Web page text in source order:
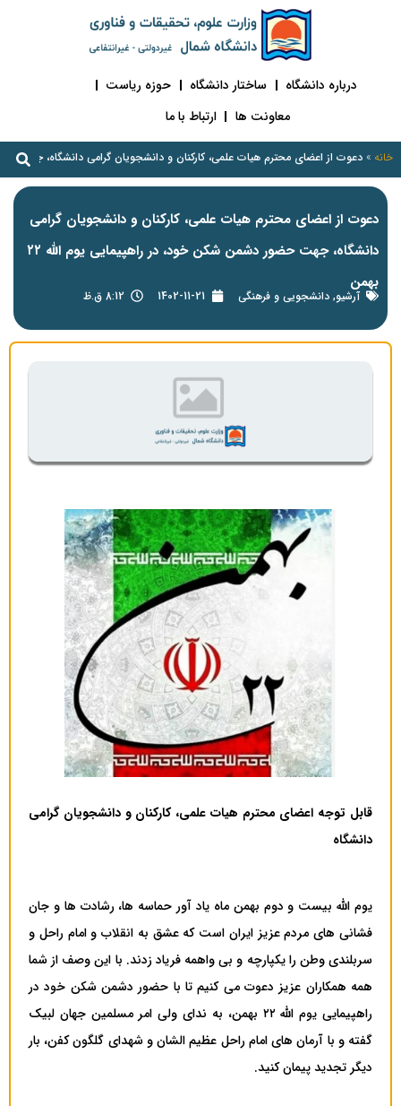
درباره دانشگاه ساختار دانشگاه
حوزه ریاست
معاونت ها
ارتباط با ما
خانه »دعوت از اعضای محترم هیات علمی، کارکنان و دانشجویان گرامی دانشگاه، جهت حضور
دعوت از اعضای محترم هیات علمی، کارکنان و دانشجویان گرامی
دانشگاه، جهت حضور دشمن شکن خود، در راهپیمایی یوم الله ۲۲
بهمن
آرشیو, دانشجویی و فرهنگی 1402-11-21 8:12 ق.ظ
قابل توجه اعضای محترم هیات علمی، کارکنان و دانشجویان گرامی
دانشگاه
یوم الله بیست و دوم بهمن ماه یاد آور حماسه ها، رشادت ها و جان
فشانی های مردم عزیز ایران است که عشق به انقلاب و امام راحل و
سربلندی وطن را یکپارچه و بی واهمه فریاد زدند. با این وصف از شما
همه همکاران عزیز دعوت می کنیم تا با حضور دشمن شکن خود در
راهپیمایی یوم الله ۲۲ بهمن، به ندای ولی امر مسلمین جهان لبیک
گفته و با آرمان های امام راحل عظیم الشان و شهدای گلگون کفن، بار
دیگر تجدید پیمان کنید.